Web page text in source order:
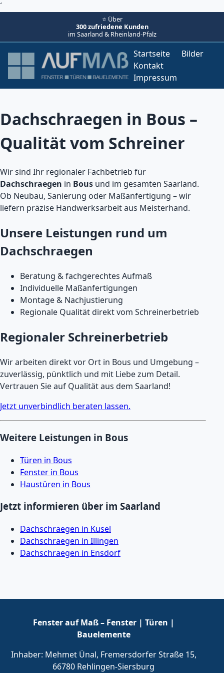
´
⭐ Über
300 zufriedene Kunden
im Saarland & Rheinland-Pfalz
Startseite
Bilder
Kontakt
Impressum
Dachschraegen in Bous –
Qualität vom Schreiner
Wir sind Ihr regionaler Fachbetrieb für
Dachschraegen in Bous und im gesamten Saarland.
Ob Neubau, Sanierung oder Maßanfertigung – wir
liefern präzise Handwerksarbeit aus Meisterhand.
Unsere Leistungen rund um
Dachschraegen
Beratung & fachgerechtes Aufmaß
Individuelle Maßanfertigungen
Montage & Nachjustierung
Regionale Qualität direkt vom Schreinerbetrieb
Regionaler Schreinerbetrieb
Wir arbeiten direkt vor Ort in Bous und Umgebung –
zuverlässig, pünktlich und mit Liebe zum Detail.
Vertrauen Sie auf Qualität aus dem Saarland!
Jetzt unverbindlich beraten lassen.
Weitere Leistungen in Bous
Türen in Bous
Fenster in Bous
Haustüren in Bous
Jetzt informieren über im Saarland
Dachschraegen in Kusel
Dachschraegen in Illingen
Dachschraegen in Ensdorf
Fenster auf Maß – Fenster | Türen |
Bauelemente
Inhaber: Mehmet Ünal, Fremersdorfer Straße 15,
66780 Rehlingen-Siersburg